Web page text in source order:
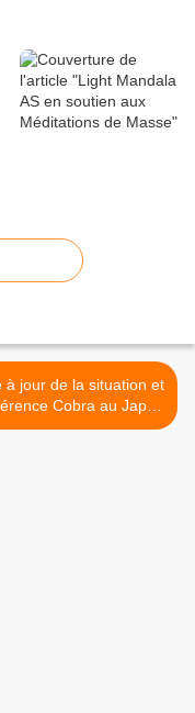
à jour de la situation et
Cobra au Japon
>